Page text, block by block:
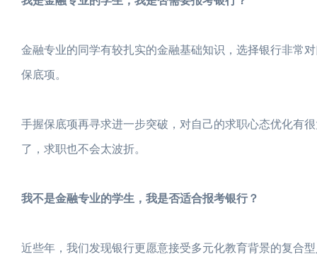
金融专业的同学有较扎实的金融基础知识，选择银行非常
保底项。
手握保底项再寻求进一步突破，对自己的求职心态优化有
了，求职也不会太波折。
我不是金融专业的学生，我是否适合报考银行？
近些年，我们发现银行更愿意接受多元化教育背景的复合